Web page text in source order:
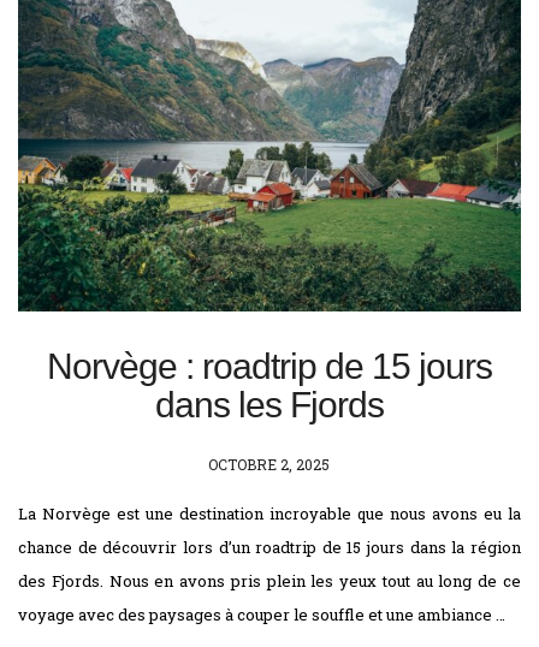
Norvège : roadtrip de 15 jours
dans les Fjords
POSTED
OCTOBRE 2, 2025
La Norvège est une destination incroyable que nous avons eu la
chance de découvrir lors d’un roadtrip de 15 jours dans la région
des Fjords. Nous en avons pris plein les yeux tout au long de ce
voyage avec des paysages à couper le souffle et une ambiance …